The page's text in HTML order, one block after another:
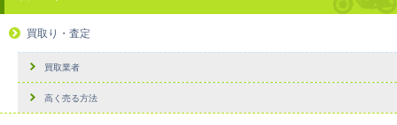
買取り・査定
買取業者
高く売る方法